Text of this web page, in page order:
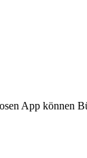
App können